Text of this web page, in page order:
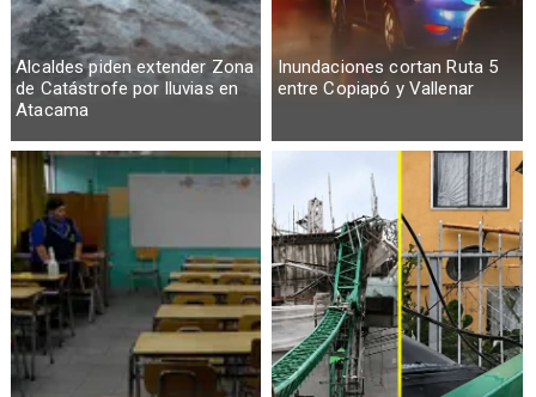
Alcaldes piden extender Zona
de Catástrofe por lluvias en
Atacama
Inundaciones cortan Ruta 5
entre Copiapó y Vallenar